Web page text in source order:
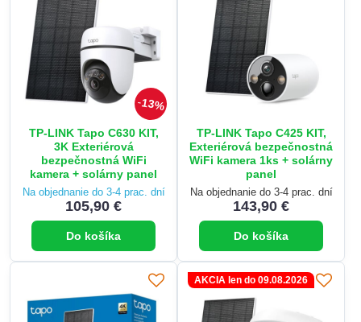
13%
TP-LINK Tapo C630 KIT,
3K Exteriérová
bezpečnostná WiFi
kamera + solárny panel
Na objednanie do 3-4 prac. dní
105,90 €
Do košíka
TP-LINK Tapo C425 KIT,
Exteriérová bezpečnostná
WiFi kamera 1ks + solárny
panel
Na objednanie do 3-4 prac. dní
143,90 €
Do košíka
AKCIA len do 09.08.2026